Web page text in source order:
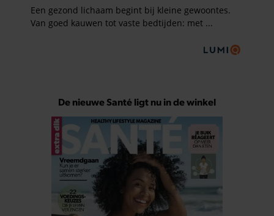
De nieuwe Santé ligt nu in de winkel